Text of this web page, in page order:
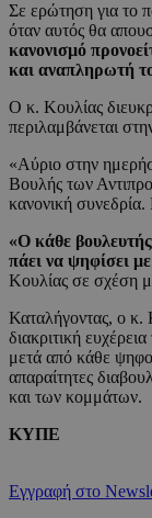
Σε ερώτηση για το
όταν αυτός θα
κανονισμό
και αναπληρωτή
Ο κ. Κουλίας
περιλαμβάνεται
«Αύριο στην
Βουλής των
κανονική συνεδρία.
«Ο κάθε
πάει να ψηφίσει
Κουλίας σε σχέση
Καταλήγοντας, ο κ.
διακριτική
μετά από κάθε
απαραίτητες
και των κομμάτων.
ΚΥΠΕ
Εγγραφή στο